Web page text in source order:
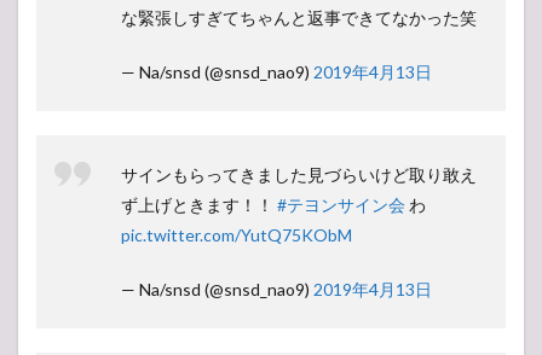
な緊張しすぎてちゃんと返事できてなかった笑
— Na/snsd (@snsd_nao9) 2019年4月13日
サインもらってきました見づらいけど取り敢え
ず上げときます！！ #テヨンサイン会 わ
pic.twitter.com/YutQ75KObM
— Na/snsd (@snsd_nao9) 2019年4月13日